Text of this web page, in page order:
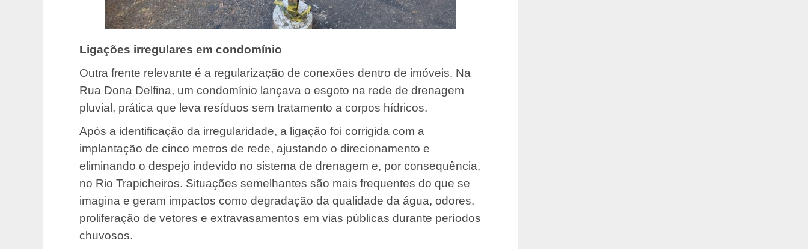
Ligações irregulares em condomínio
Outra frente relevante é a regularização de conexões dentro de imóveis. Na
Rua Dona Delfina, um condomínio lançava o esgoto na rede de drenagem
pluvial, prática que leva resíduos sem tratamento a corpos hídricos.
Após a identificação da irregularidade, a ligação foi corrigida com a
implantação de cinco metros de rede, ajustando o direcionamento e
eliminando o despejo indevido no sistema de drenagem e, por consequência,
no Rio Trapicheiros. Situações semelhantes são mais frequentes do que se
imagina e geram impactos como degradação da qualidade da água, odores,
proliferação de vetores e extravasamentos em vias públicas durante períodos
chuvosos.